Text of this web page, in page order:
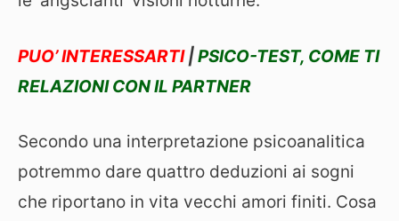
PUO’ INTERESSARTI|PSICO-TEST, COME TI
RELAZIONI CON IL PARTNER
Secondo una interpretazione psicoanalitica
potremmo dare quattro deduzioni ai sogni
che riportano in vita vecchi amori finiti. Cosa